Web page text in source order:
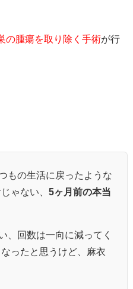
の腫瘍を取り除く手術が行
もの生活に戻ったような
ゃない、 5ヶ月前の本当
、回数は一向に減ってく
ったと思うけど、麻衣